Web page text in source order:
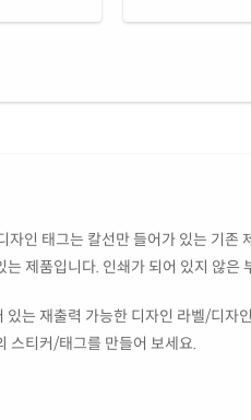
자인 태그는 칼선만 들어가 있는 기존
는 제품입니다. 인쇄가 되어 있지 않
있는 재출력 가능한 디자인 라벨/디자
스티커/태그를 만들어 보세요.